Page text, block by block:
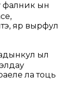
фалник ын
яр вырфул
ыл
ла тоць